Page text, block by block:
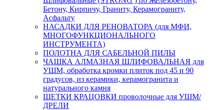
Бетону, Кирпичу, Граниту, Керамограниту,
Асфальту
НАСАДКИ ДЛЯ РЕНОВАТОРА (для МФИ,
МНОГОФУНКЦИОНАЛЬНОГО
ИНСТРУМЕНТА)
ПОЛОТНА ДЛЯ САБЕЛЬНОЙ ПИЛЫ
ЧАШКА АЛМАЗНАЯ ШЛИФОВАЛЬНАЯ для
УШМ, обработка кромки плиток под 45 и 90
градусов, из керамики, керамогранита и
натурального камня
ЩЕТКИ КРАЦОВКИ проволочные для УШМ/
ДРЕЛИ